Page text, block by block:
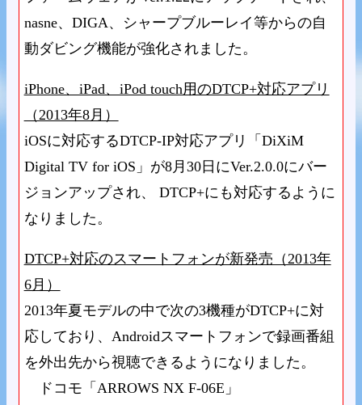
nasne、DIGA、シャープブルーレイ等からの自
動ダビング機能が強化されました。
iPhone、iPad、iPod touch用のDTCP+対応アプリ
（2013年8月）
iOSに対応するDTCP-IP対応アプリ「DiXiM
Digital TV for iOS」が8月30日にVer.2.0.0にバー
ジョンアップされ、 DTCP+にも対応するように
なりました。
DTCP+対応のスマートフォンが新発売（2013年
6月）
2013年夏モデルの中で次の3機種がDTCP+に対
応しており、Androidスマートフォンで録画番組
を外出先から視聴できるようになりました。
ドコモ「ARROWS NX F-06E」